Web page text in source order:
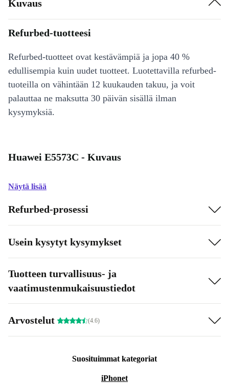
Kuvaus
Refurbed-tuotteesi
Refurbed-tuotteet ovat kestävämpiä ja jopa 40 %
edullisempia kuin uudet tuotteet. Luotettavilla refurbed-
tuoteilla on vähintään 12 kuukauden takuu, ja voit
palauttaa ne maksutta 30 päivän sisällä ilman
kysymyksiä.
Huawei E5573C - Kuvaus
Näytä lisää
Refurbed-prosessi
Usein kysytyt kysymykset
Tuotteen turvallisuus- ja
vaatimustenmukaisuustiedot
Arvostelut (4.6)
Suosituimmat kategoriat
iPhonet